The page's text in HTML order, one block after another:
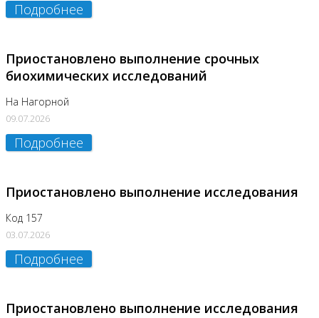
Подробнее
Приостановлено выполнение срочных
биохимических исследований
На Нагорной
09.07.2026
Подробнее
Приостановлено выполнение исследования
Код 157
03.07.2026
Подробнее
Приостановлено выполнение исследования